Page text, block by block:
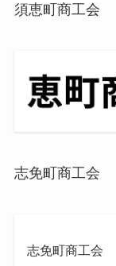
須恵町商工会
志免町商工会
志免町商工会